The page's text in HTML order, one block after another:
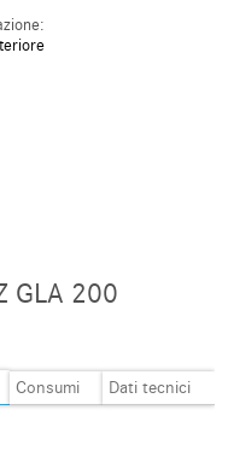
GLA 200
Consumi Dati tecnici